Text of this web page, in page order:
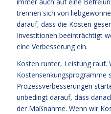
trennen sich von
darauf, dass die Kosten
Investitionen beeinträchtigt
eine Verbesserung ein.
Kosten runter, Leistung rauf.
Kostensenkungsprogramme
Prozessverbesserungen
unbedingt darauf, dass
der Maßnahme. Wenn wir